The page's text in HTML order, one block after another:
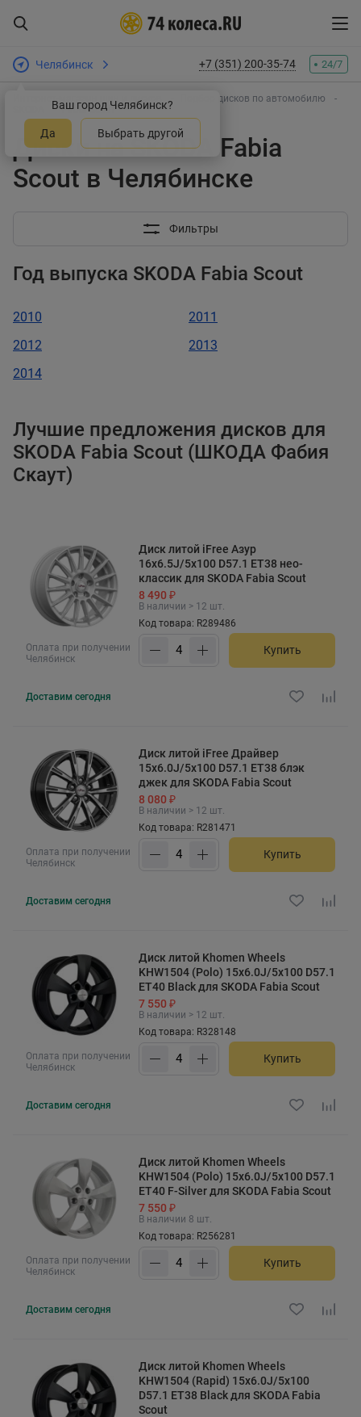
Челябинск
Ваш город Челябинск?
Да Выбрать другой
+7 (351) 200-35-74 24/7
Интернет-магазин шин и дисков
Подбор дисков по автомобилю
Fabia Scout
Диски на SKODA Fabia
Scout в Челябинске
Фильтры
Год выпуска SKODA Fabia Scout
2010
2011
2012
2013
2014
Лучшие предложения дисков для
SKODA Fabia Scout (ШКОДА Фабия
Скаут)
Оплата при получении
Челябинск
Диск литой iFree Азур
16x6.5J/5x100 D57.1 ET38 нео-
классик для SKODA Fabia Scout
8 490 ₽
В наличии > 12 шт.
Код товара: R289486
Купить
Доставим сегодня
Оплата при получении
Челябинск
Диск литой iFree Драйвер
15x6.0J/5x100 D57.1 ET38 блэк
джек для SKODA Fabia Scout
8 080 ₽
В наличии > 12 шт.
Код товара: R281471
Купить
Доставим сегодня
Оплата при получении
Челябинск
Диск литой Khomen Wheels
KHW1504 (Polo) 15x6.0J/5x100 D57.1
ET40 Black для SKODA Fabia Scout
7 550 ₽
В наличии > 12 шт.
Код товара: R328148
Купить
Доставим сегодня
Оплата при получении
Челябинск
Диск литой Khomen Wheels
KHW1504 (Polo) 15x6.0J/5x100 D57.1
ET40 F-Silver для SKODA Fabia Scout
7 550 ₽
В наличии 8 шт.
Код товара: R256281
Купить
Доставим сегодня
Диск литой Khomen Wheels
KHW1504 (Rapid) 15x6.0J/5x100
D57.1 ET38 Black для SKODA Fabia
Scout